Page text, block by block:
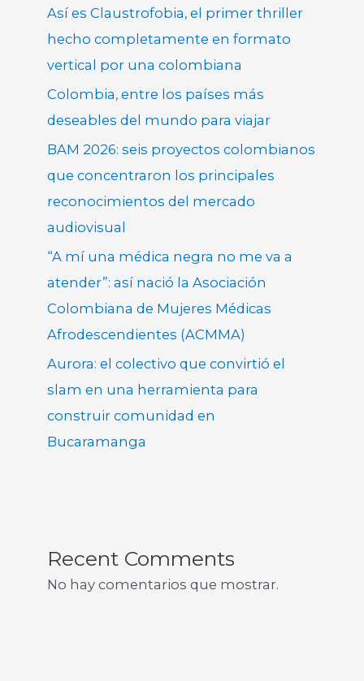
Así es Claustrofobia, el primer thriller
hecho completamente en formato
vertical por una colombiana
Colombia, entre los países más
deseables del mundo para viajar
BAM 2026: seis proyectos colombianos
que concentraron los principales
reconocimientos del mercado
audiovisual
“A mí una médica negra no me va a
atender”: así nació la Asociación
Colombiana de Mujeres Médicas
Afrodescendientes (ACMMA)
Aurora: el colectivo que convirtió el
slam en una herramienta para
construir comunidad en
Bucaramanga
Recent Comments
No hay comentarios que mostrar.